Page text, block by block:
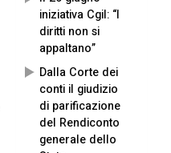
iniziativa Cgil: “I
diritti non si
appaltano”
Dalla Corte dei
conti il giudizio
di parificazione
del Rendiconto
generale dello